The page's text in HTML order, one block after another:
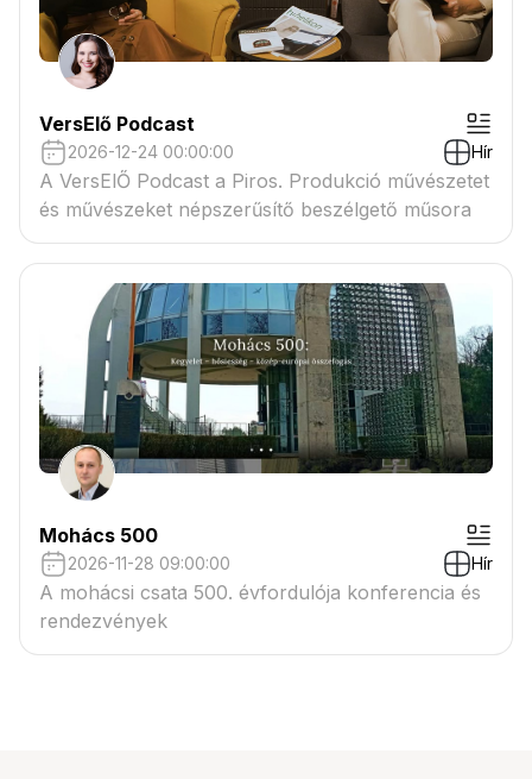
VersElő Podcast
2026-12-24 00:00:00 Hír
A VersElŐ Podcast a Piros. Produkció művészetet
és művészeket népszerűsítő beszélgető műsora
Mohács 500
2026-11-28 09:00:00 Hír
A mohácsi csata 500. évfordulója konferencia és
rendezvények